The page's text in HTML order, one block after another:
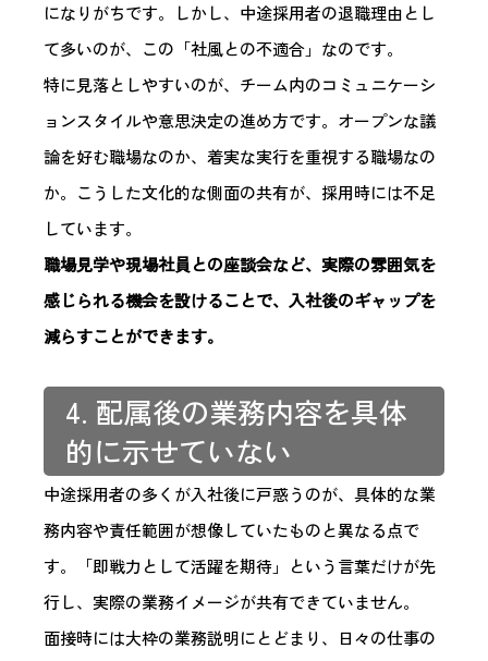
になりがちです。しかし、中途採用者の退職理由とし
て多いのが、この「社風との不適合」なのです。
特に見落としやすいのが、チーム内のコミュニケーシ
ョンスタイルや意思決定の進め方です。オープンな議
論を好む職場なのか、着実な実行を重視する職場なの
か。こうした文化的な側面の共有が、採用時には不足
しています。
職場見学や現場社員との座談会など、実際の雰囲気を
感じられる機会を設けることで、入社後のギャップを
減らすことができます。
4. 配属後の業務内容を具体
的に示せていない
中途採用者の多くが入社後に戸惑うのが、具体的な業
務内容や責任範囲が想像していたものと異なる点で
す。「即戦力として活躍を期待」という言葉だけが先
行し、実際の業務イメージが共有できていません。
面接時には大枠の業務説明にとどまり、日々の仕事の